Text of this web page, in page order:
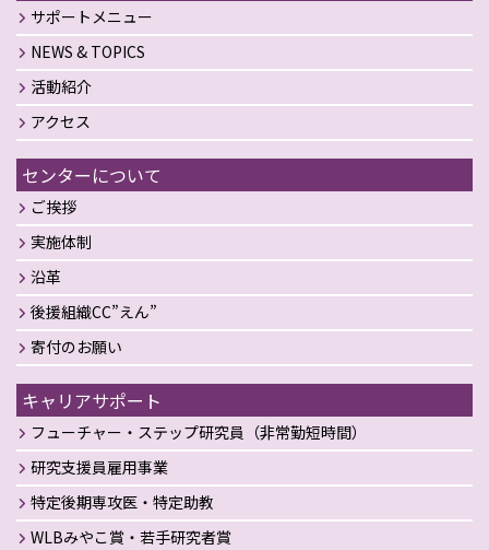
サポートメニュー
NEWS & TOPICS
活動紹介
アクセス
センターについて
ご挨拶
実施体制
沿革
後援組織CC”えん”
寄付のお願い
キャリアサポート
フューチャー・ステップ研究員（非常勤短時間）
研究支援員雇用事業
特定後期専攻医・特定助教
WLBみやこ賞・若手研究者賞